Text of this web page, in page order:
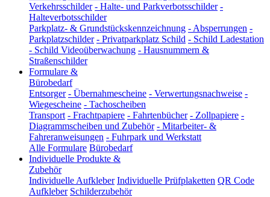
Verkehrsschilder - Halte- und Parkverbotsschilder -
Halteverbotsschilder
Parkplatz- & Grundstückskennzeichnung - Absperrungen -
Parkplatzschilder - Privatparkplatz Schild - Schild Ladestation
- Schild Videoüberwachung - Hausnummern &
Straßenschilder
Formulare &
Bürobedarf
Entsorger - Übernahmescheine - Verwertungsnachweise -
Wiegescheine - Tachoscheiben
Transport - Frachtpapiere - Fahrtenbücher - Zollpapiere -
Diagrammscheiben und Zubehör - Mitarbeiter- &
Fahreranweisungen - Fuhrpark und Werkstatt
Alle Formulare Bürobedarf
Individuelle Produkte &
Zubehör
Individuelle Aufkleber Individuelle Prüfplaketten QR Code
Aufkleber Schilderzubehör